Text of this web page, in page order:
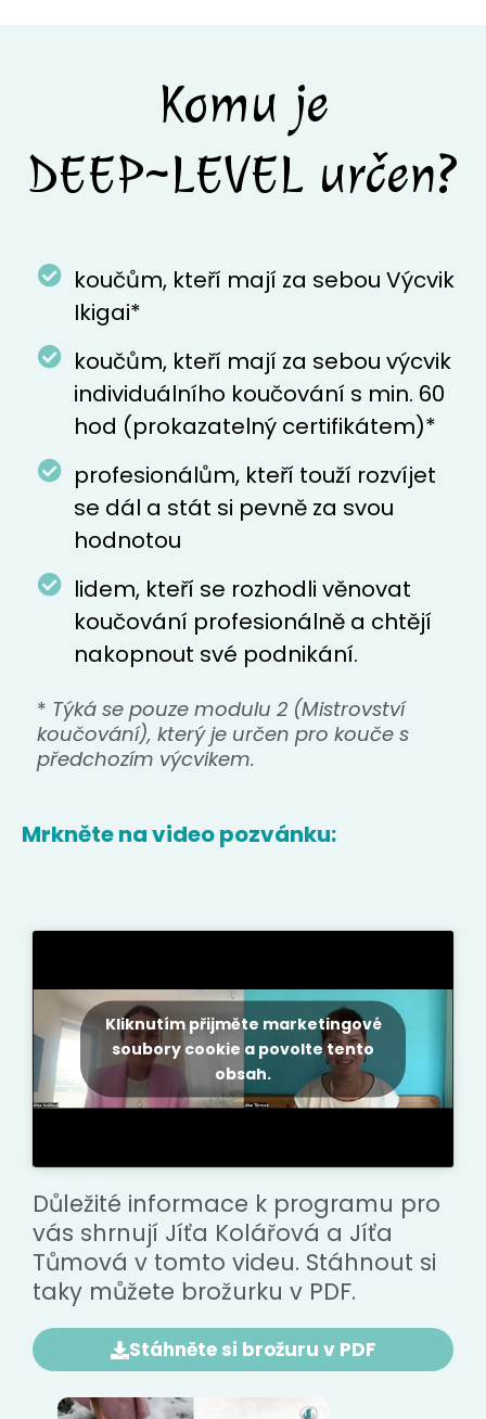
Komu je
DEEP~LEVEL určen?
koučům, kteří mají za sebou Výcvik
Ikigai*
koučům, kteří mají za sebou výcvik
individuálního koučování s min. 60
hod (prokazatelný certifikátem)*
profesionálům, kteří touží rozvíjet
se dál a stát si pevně za svou
hodnotou
lidem, kteří se rozhodli věnovat
koučování profesionálně a chtějí
nakopnout své podnikání.
* Týká se pouze modulu 2 (Mistrovství
koučování), který je určen pro kouče s
předchozím výcvikem.
Mrkněte na video pozvánku:
Kliknutím přijměte marketingové
soubory cookie a povolte tento
obsah.
Důležité informace k programu pro
vás shrnují Jíťa Kolářová a Jíťa
Tůmová v tomto videu. Stáhnout si
taky můžete brožurku v PDF.
Stáhněte si brožuru v PDF